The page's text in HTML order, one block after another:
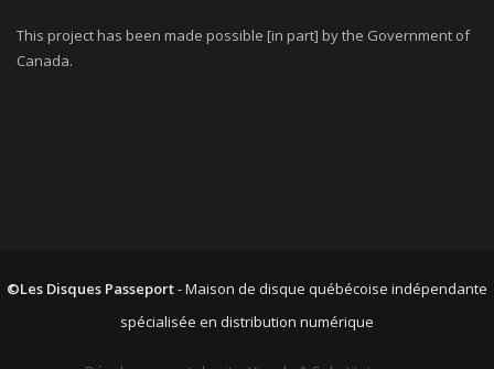
This project has been made possible [in part] by the Government of
Canada.
©Les Disques Passeport- Maison de disque québécoise indépendante
spécialisée en distribution numérique